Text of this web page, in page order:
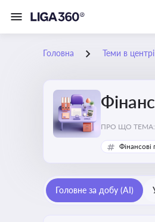
Головна Теми в
ПРО ЩО ТЕМА:
Фінансові
Головне за добу (AI)